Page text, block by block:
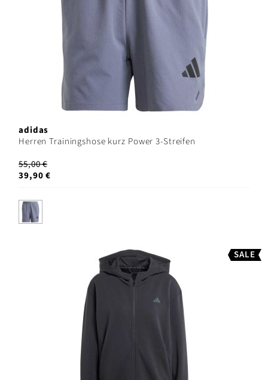
adidas
Herren Trainingshose kurz Power 3-Streifen
55,00 €
39,90 €
SALE